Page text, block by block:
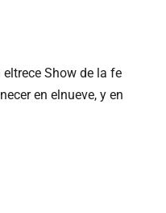
Show de la fe
en elnueve, y en